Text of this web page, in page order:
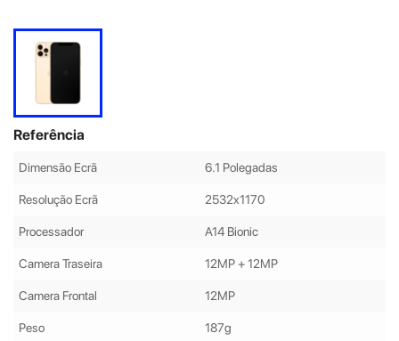
Referência
Dimensão Ecrã 6.1 Polegadas
Resolução Ecrã 2532x1170
Processador A14 Bionic
Camera Traseira 12MP + 12MP
Camera Frontal 12MP
Peso 187g